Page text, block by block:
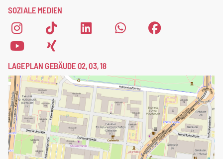
SOZIALE MEDIEN
LAGEPLAN GEBÄUDE 02, 03, 18